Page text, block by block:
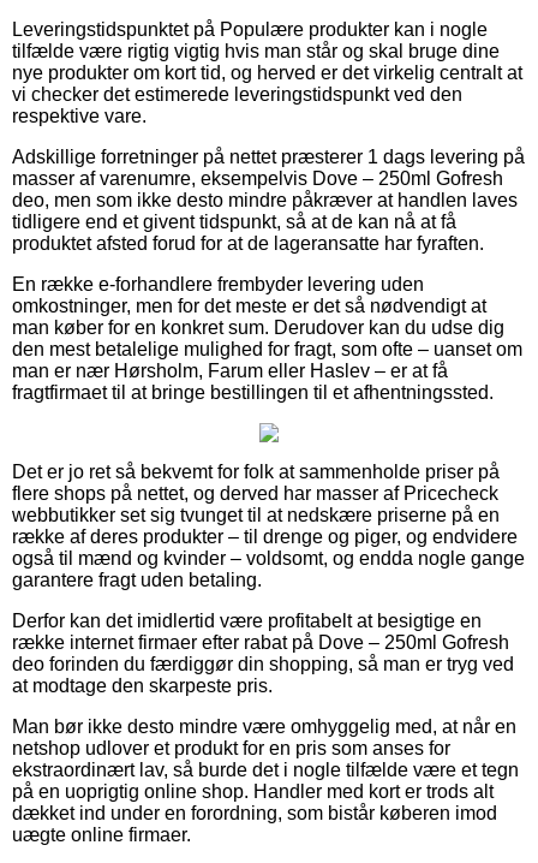
Leveringstidspunktet på Populære produkter kan i nogle
tilfælde være rigtig vigtig hvis man står og skal bruge dine
nye produkter om kort tid, og herved er det virkelig centralt at
vi checker det estimerede leveringstidspunkt ved den
respektive vare.
Adskillige forretninger på nettet præsterer 1 dags levering på
masser af varenumre, eksempelvis Dove – 250ml Gofresh
deo, men som ikke desto mindre påkræver at handlen laves
tidligere end et givent tidspunkt, så at de kan nå at få
produktet afsted forud for at de lageransatte har fyraften.
En række e-forhandlere frembyder levering uden
omkostninger, men for det meste er det så nødvendigt at
man køber for en konkret sum. Derudover kan du udse dig
den mest betalelige mulighed for fragt, som ofte – uanset om
man er nær Hørsholm, Farum eller Haslev – er at få
fragtfirmaet til at bringe bestillingen til et afhentningssted.
Det er jo ret så bekvemt for folk at sammenholde priser på
flere shops på nettet, og derved har masser af Pricecheck
webbutikker set sig tvunget til at nedskære priserne på en
række af deres produkter – til drenge og piger, og endvidere
også til mænd og kvinder – voldsomt, og endda nogle gange
garantere fragt uden betaling.
Derfor kan det imidlertid være profitabelt at besigtige en
række internet firmaer efter rabat på Dove – 250ml Gofresh
deo forinden du færdiggør din shopping, så man er tryg ved
at modtage den skarpeste pris.
Man bør ikke desto mindre være omhyggelig med, at når en
netshop udlover et produkt for en pris som anses for
ekstraordinært lav, så burde det i nogle tilfælde være et tegn
på en uoprigtig online shop. Handler med kort er trods alt
dækket ind under en forordning, som bistår køberen imod
uægte online firmaer.